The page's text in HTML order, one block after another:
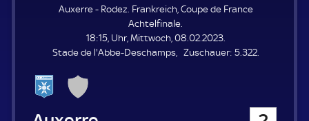
E
E
N
E
Auxerre - Rodez. Frankreich, Coupe de France
Achtelfinale.
18:15, Uhr, Mittwoch, 08.02.2023.
Stade de l'Abbe-Deschamps
Zuschauer: Z
5.322.